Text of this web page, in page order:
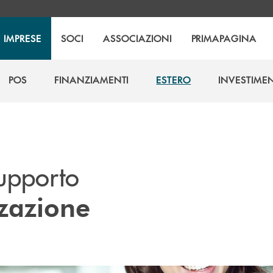
IMPRESE SOCI ASSOCIAZIONI PRIMAPAGINA
POS
FINANZIAMENTI
ESTERO